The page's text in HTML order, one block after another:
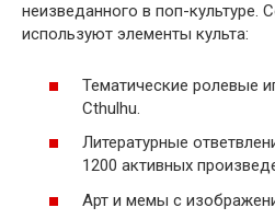
неизведанного в поп-культуре.
используют элементы культа:
Тематические ролевые
Cthulhu.
Литературные
1200 активных
Арт и мемы с